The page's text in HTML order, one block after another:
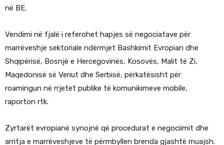
në BE.
Vendimi në fjalë i referohet hapjes së negociatave për
marrëveshje sektoriale ndërmjet Bashkimit Evropian dhe
Shqipërisë, Bosnjë e Hercegovinës, Kosovës, Malit të Zi,
Maqedonisë së Veriut dhe Serbisë, përkatësisht për
roamingun në rrjetet publike të komunikimeve mobile,
raporton rtk.
Zyrtarët evropianë synojnë që procedurat e negociimit dhe
arritja e marrëveshjeve të përmbyllen brenda gjashtë muajsh.